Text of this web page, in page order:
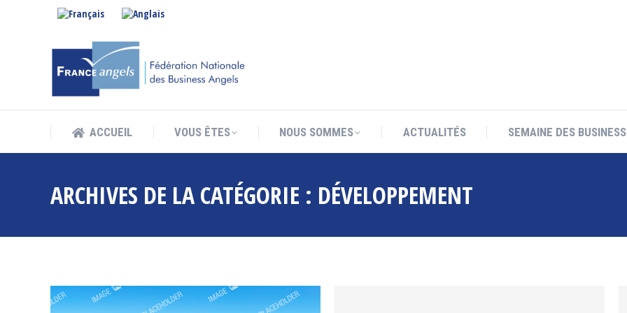
ACCUEIL VOUS ÊTES NOUS SOMMES ACTUALITÉS SEMAINE DES
ARCHIVES DE LA CATÉGORIE : DÉVELOPPEMENT
ACCUEIL